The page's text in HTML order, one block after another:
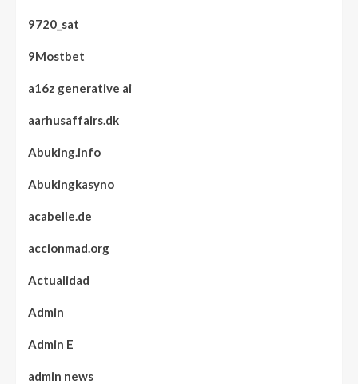
9720_sat
9Mostbet
a16z generative ai
aarhusaffairs.dk
Abuking.info
Abukingkasyno
acabelle.de
accionmad.org
Actualidad
Admin
Admin E
admin news